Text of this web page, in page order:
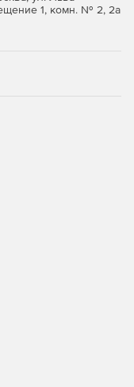
безопасности
версии
том числе
по протоколам
на
(XSS),
разработки.
1, комн. № 2, 2а